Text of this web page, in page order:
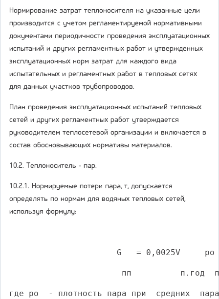
Нормирование затрат теплоносителя на указанные цели
производится с учетом регламентируемой нормативными
документами периодичности проведения эксплуатационных
испытаний и других регламентных работ и утвержденных
эксплуатационных норм затрат для каждого вида
испытательных и регламентных работ в тепловых сетях
для данных участков трубопроводов.
План проведения эксплуатационных испытаний тепловых
сетей и других регламентных работ утверждается
руководителем теплосетевой организации и включается в
состав обосновывающих нормативы материалов.
10.2. Теплоноситель - пар.
10.2.1. Нормируемые потери пара, т, допускается
определять по нормам для водяных тепловых сетей,
используя формулу:
G   = 0,0025V
пп          п.год
где ро  - плотность пара при  средних